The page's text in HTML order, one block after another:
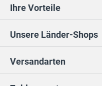
Ihre Vorteile
Unsere Länder-Shops
Versandarten